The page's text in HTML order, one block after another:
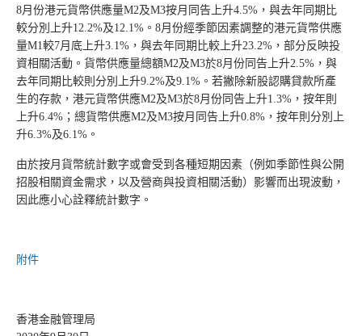
8月份港元貨幣供應量M2及M3按月同告上升4.5%，與去年同期比
較分別上升12.2%及12.1%。8月份經季節因素調整的港元貨幣供應
量M1較7月底上升3.1%，與去年同期比較上升23.2%，部分反映投
資相關活動。貨幣供應量總額M2及M3於8月份同告上升2.5%，與
去年同期比較則分別上升9.2%及9.1%。若撇除新股認購貸款所產
生的存款，港元貨幣供應M2及M3於8月份同告上升1.3%，按年則
上升6.4%；總貨幣供應M2及M3按月同告上升0.8%，按年則分別上
升6.3%及6.1%。
由於按月貨幣統計數字或會受到各種短期因素（例如季節性與公開
招股相關資金需求，以及營商與投資相關活動）影響而出現波動，
因此應小心詮釋統計數字。
附件
香港金融管理局